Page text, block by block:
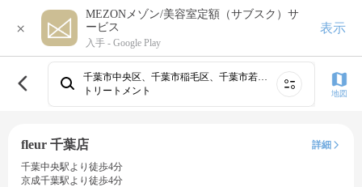
×
MEZONメゾン/美容室定額（サブスク）サ
ービス
入手 - Google Play
表示
千葉市中央区、千葉市稲毛区、千葉市若葉区、印西市、船橋・西船橋、習志野・大久保・高根公団、流山・三郷・野田、柏・我孫子、柏たなか、八千代・佐倉・成田・香取⋯
トリートメント
地図
fleur 千葉店
詳細
千葉中央駅より徒歩4分
京成千葉駅より徒歩4分